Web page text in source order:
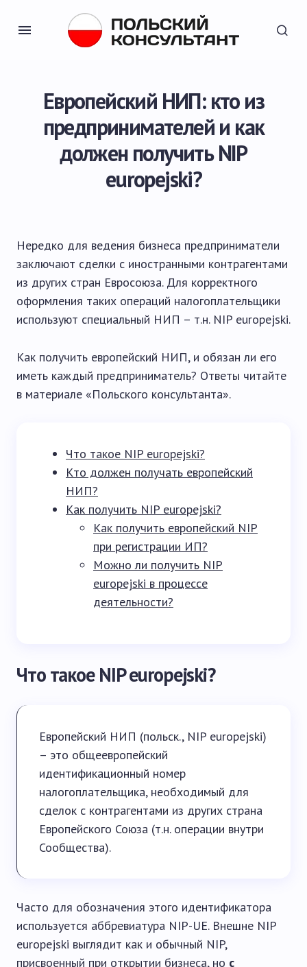
Европейский НИП: кто из
предпринимателей и как
должен получить NIP
europejski?
Нередко для ведения бизнеса предприниматели
заключают сделки с иностранными контрагентами
из других стран Евросоюза. Для корректного
оформления таких операций налогоплательщики
используют специальный НИП – т.н. NIP europejski.
Как получить европейский НИП, и обязан ли его
иметь каждый предприниматель? Ответы читайте
в материале «Польского консультанта».
Что такое NIP europejski?
Кто должен получать европейский
НИП?
Как получить NIP europejski?
Как получить европейский NIP
при регистрации ИП?
Можно ли получить NIP
europejski в процессе
деятельности?
Что такое NIP europejski?
Европейский НИП (польск., NIP europejski)
– это общеевропейский
идентификационный номер
налогоплательщика, необходимый для
сделок с контрагентами из других страна
Европейского Союза (т.н. операции внутри
Сообщества).
Часто для обозначения этого идентификатора
используется аббревиатура NIP-UE. Внешне NIP
europejski выглядит как и обычный NIP,
присвоенный при открытии бизнеса, но с